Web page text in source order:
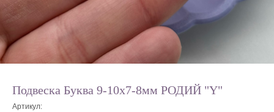
Подвеска Буква 9-10х7-8мм РОДИЙ "Y"
Артикул: